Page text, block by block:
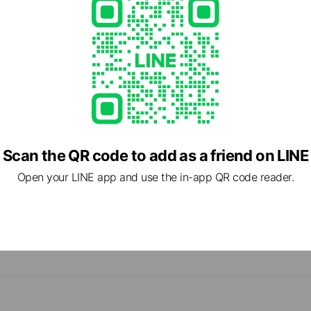
Scan the QR code to add as a friend on LINE
Open your LINE app and use the in-app QR code reader.